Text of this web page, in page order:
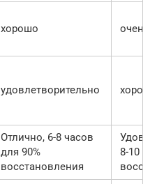
хорошо очень
удовлетворительно хорошо
Отлично, 6-8 часов
для 90%
восстановления
8-10